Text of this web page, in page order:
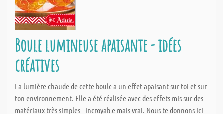
Boule lumineuse apaisante - idées
créatives
La lumière chaude de cette boule a un effet apaisant sur toi et sur
ton environnement. Elle a été réalisée avec des effets mis sur des
matériaux très simples - incroyable mais vrai. Nous te donnons ici